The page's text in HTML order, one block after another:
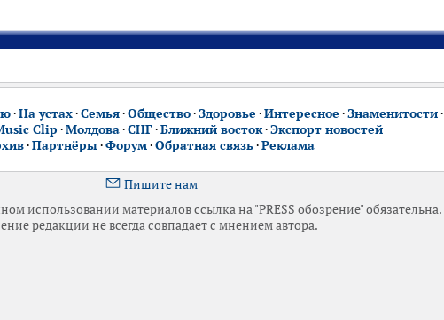
·На устах·Семья·Общество·Здоровье ·Интересное ·Знаменитости·
Clip ·Молдова·СНГ·Ближний восток·Экспорт новостей
·Партнёры·Форум·Обратная связь·Реклама
Пишите нам
использовании материалов ссылка на "PRESS обозрение" обязательна.
редакции не всегда совпадает с мнением автора.